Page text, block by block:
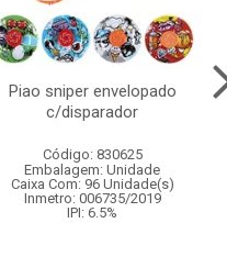
Piao sniper envelopado
c/disparador
Código: 830625
Embalagem: Unidade
Caixa Com: 96 Unidade(s)
Inmetro: 006735/2019
IPI: 6.5%